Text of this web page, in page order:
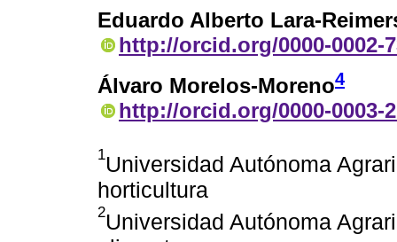
Eduardo Alberto Lara-
http://orcid.org/0000-0002-
Álvaro Morelos-Moreno4
http://orcid.org/0000-0003-
1Universidad Autónoma
horticultura
2Universidad Autónoma